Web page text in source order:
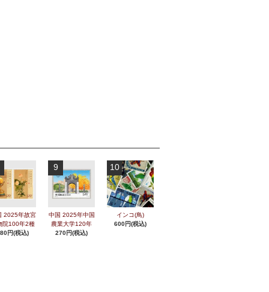
2025年故宮
院100年2種
円(税込)
9
中国 2025年中国
農業大学120年
270円(税込)
10
インコ(鳥)
600円(税込)